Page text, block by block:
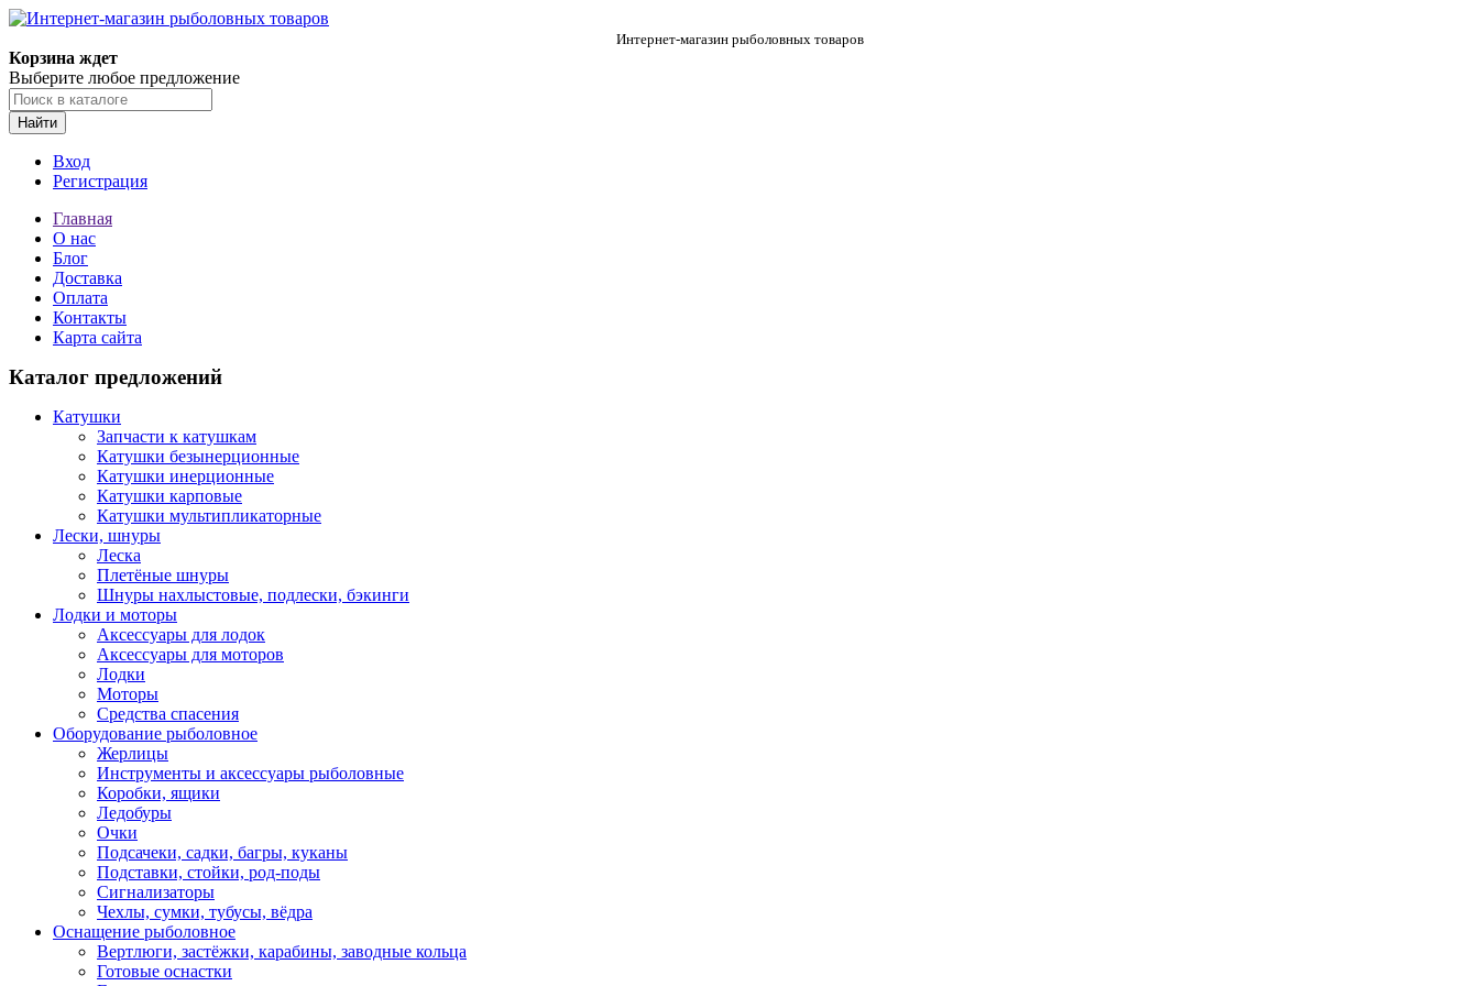
Интернет-магазин рыболовных товаров
Корзина ждет
Выберите любое предложение
Найти
Вход
Регистрация
Главная
О нас
Блог
Доставка
Оплата
Контакты
Карта сайта
Каталог предложений
Катушки
Запчасти к катушкам
Катушки безынерционные
Катушки инерционные
Катушки карповые
Катушки мультипликаторные
Лески, шнуры
Леска
Плетёные шнуры
Шнуры нахлыстовые, подлески, бэкинги
Лодки и моторы
Аксессуары для лодок
Аксессуары для моторов
Лодки
Моторы
Средства спасения
Оборудование рыболовное
Жерлицы
Инструменты и аксессуары рыболовные
Коробки, ящики
Ледобуры
Очки
Подсачеки, садки, багры, куканы
Подставки, стойки, род-поды
Сигнализаторы
Чехлы, сумки, тубусы, вёдра
Оснащение рыболовное
Вертлюги, застёжки, карабины, заводные кольца
Готовые оснастки